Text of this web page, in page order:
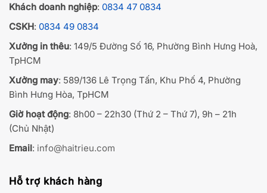
Khách doanh nghiệp: 0834 47 0834
CSKH: 0834 49 0834
Xưởng in thêu: 149/5 Đường Số 16, Phường Bình Hưng Hoà,
TpHCM
Xưởng may: 589/136 Lê Trọng Tấn, Khu Phố 4, Phường
Bình Hưng Hòa, TpHCM
Giờ hoạt động: 8h00 – 22h30 (Thứ 2 – Thứ 7), 9h – 21h
(Chủ Nhật)
Email: info@haitrieu.com
Hỗ trợ khách hàng